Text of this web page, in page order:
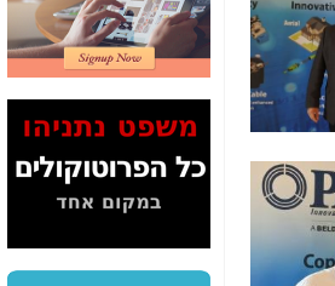
2" על תעלולי השר
משה כחלון -כאן
המשך חשיפת הבלוף
ששמו "מהפיכת
הסלולר" ואיך מסרסים
את הנתונים לציבור -
כאן
סיכום ביקור בסיליקון
משקיעות ומפתחות
באותם תחומים -כאן